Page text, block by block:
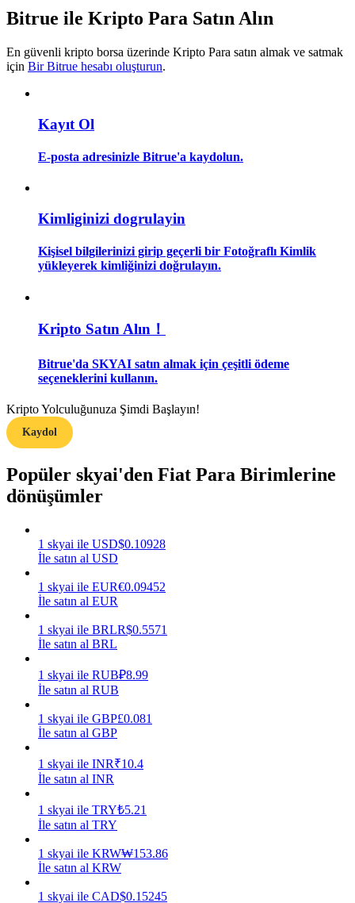
Ticaret bilgileri vb. dahil olmak üzere büyük veri analizi.
Rehber
Vadeli İşlemler Başlangıç Kılavuzu
Ticaret stratejileri
Nasıl kârlı kalabileceğinizi öğrenin
Kazan
Power Piggy
Günlük rekabetçi ödüller kazanın
Bitrue ile Kripto Para Satın Alın
En güvenli kripto borsa üzerinde Kripto Para satın almak ve satmak
için Bir Bitrue hesabı oluşturun.
Kayıt Ol
E-posta adresinizle Bitrue'a kaydolun.
Kimliginizi dogrulayin
Kişisel bilgilerinizi girip geçerli bir Fotoğraflı Kimlik
yükleyerek kimliğinizi doğrulayın.
Kripto Satın Alın！
Bitrue'da SKYAI satın almak için çeşitli ödeme
seçeneklerini kullanın.
Kripto Yolculuğunuza Şimdi Başlayın!
Kaydol
Popüler skyai'den Fiat Para Birimlerine
dönüşümler
1 skyai ile USD$0.10928
İle satın al USD
1 skyai ile EUR€0.09452
İle satın al EUR
1 skyai ile BRLR$0.5571
İle satın al BRL
1 skyai ile RUB₽8.99
İle satın al RUB
1 skyai ile GBP£0.081
İle satın al GBP
1 skyai ile INR₹10.4
İle satın al INR
1 skyai ile TRY₺5.21
İle satın al TRY
1 skyai ile KRW₩153.86
İle satın al KRW
1 skyai ile CAD$0.15245